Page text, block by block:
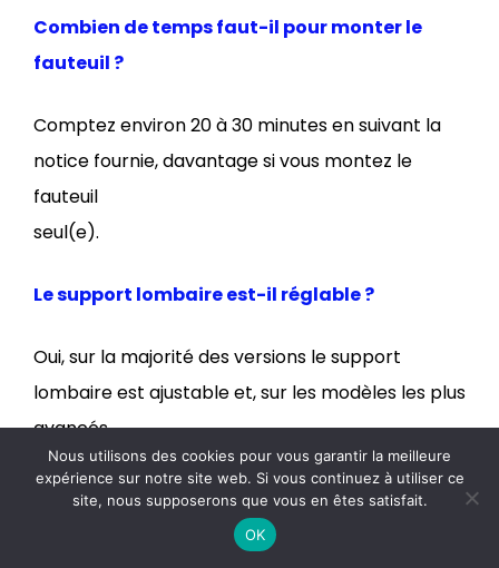
Combien de temps faut-il pour monter le
fauteuil ?
Comptez environ 20 à 30 minutes en suivant la
notice fournie, davantage si vous montez le
fauteuil
seul(e).
Le support lombaire est-il réglable ?
Oui, sur la majorité des versions le support
lombaire est ajustable et, sur les modèles les plus
avancés,
il suit dynamiquement le mouvement du dossier.
Ce fauteuil est-il adapté au gaming ?
Nous utilisons des cookies pour vous garantir la meilleure
expérience sur notre site web. Si vous continuez à utiliser ce
site, nous supposerons que vous en êtes satisfait.
OK